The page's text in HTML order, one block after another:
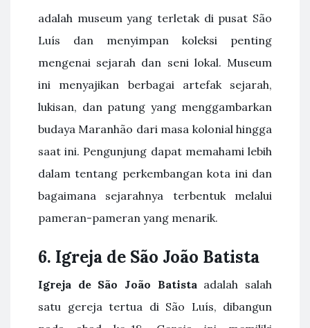
adalah museum yang terletak di pusat São
Luís dan menyimpan koleksi penting
mengenai sejarah dan seni lokal. Museum
ini menyajikan berbagai artefak sejarah,
lukisan, dan patung yang menggambarkan
budaya Maranhão dari masa kolonial hingga
saat ini. Pengunjung dapat memahami lebih
dalam tentang perkembangan kota ini dan
bagaimana sejarahnya terbentuk melalui
pameran-pameran yang menarik.
6. Igreja de São João Batista
Igreja de São João Batista adalah salah
satu gereja tertua di São Luís, dibangun